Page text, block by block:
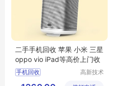
二手手机回收 苹果 小米 三星
oppo vio iPad等高价上门收
手机回收
高新技术